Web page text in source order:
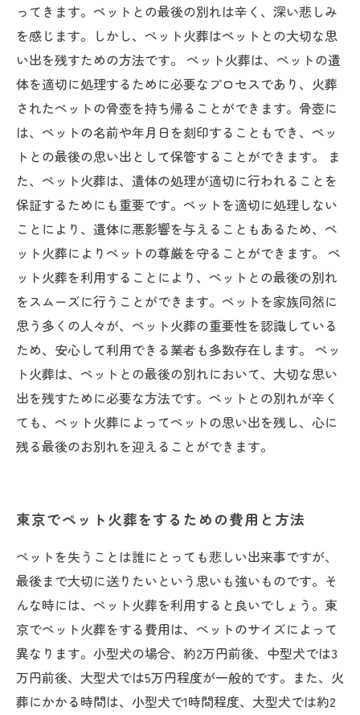
ってきます。ペットとの最後の別れは辛く、深い悲しみ
を感じます。しかし、ペット火葬はペットとの大切な思
い出を残すための方法です。 ペット火葬は、ペットの遺
体を適切に処理するために必要なプロセスであり、火葬
されたペットの骨壺を持ち帰ることができます。骨壺に
は、ペットの名前や年月日を刻印することもでき、ペッ
トとの最後の思い出として保管することができます。 ま
た、ペット火葬は、遺体の処理が適切に行われることを
保証するためにも重要です。ペットを適切に処理しない
ことにより、遺体に悪影響を与えることもあるため、ペ
ット火葬によりペットの尊厳を守ることができます。 ペ
ット火葬を利用することにより、ペットとの最後の別れ
をスムーズに行うことができます。ペットを家族同然に
思う多くの人々が、ペット火葬の重要性を認識している
ため、安心して利用できる業者も多数存在します。 ペッ
ト火葬は、ペットとの最後の別れにおいて、大切な思い
出を残すために必要な方法です。ペットとの別れが辛く
ても、ペット火葬によってペットの思い出を残し、心に
残る最後のお別れを迎えることができます。
東京でペット火葬をするための費用と方法
ペットを失うことは誰にとっても悲しい出来事ですが、
最後まで大切に送りたいという思いも強いものです。そ
んな時には、ペット火葬を利用すると良いでしょう。東
京でペット火葬をする費用は、ペットのサイズによって
異なります。小型犬の場合、約2万円前後、中型犬では3
万円前後、大型犬では5万円程度が一般的です。また、火
葬にかかる時間は、小型犬で1時間程度、大型犬では約2